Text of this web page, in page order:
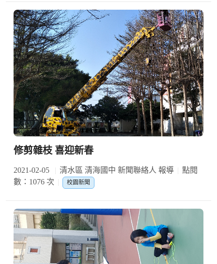
修剪雜枝 喜迎新春
2021-02-05 清水區 清海國中 新聞聯絡人 報導
點閱
數：1076 次
校園新聞